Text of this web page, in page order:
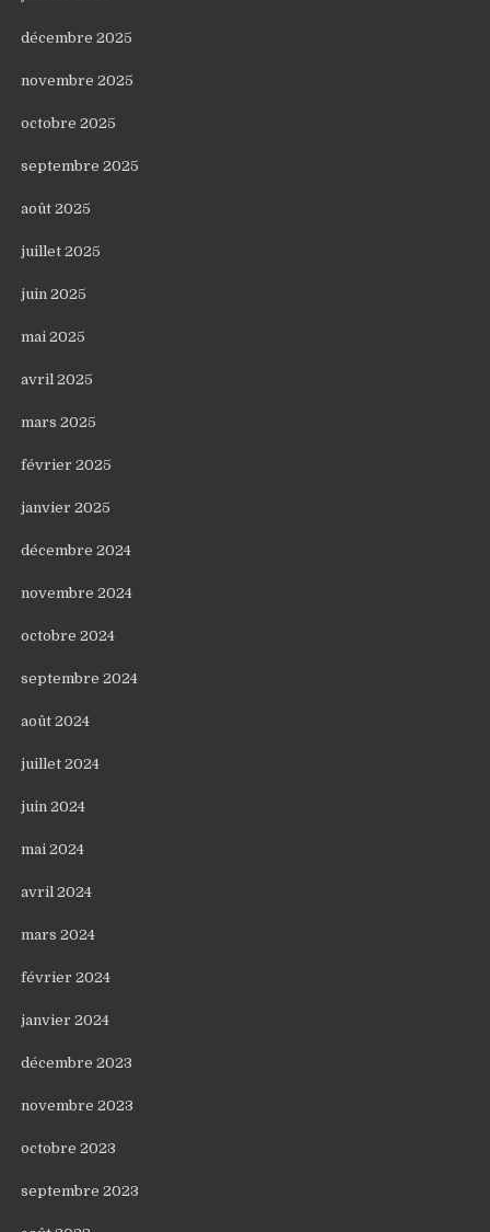
décembre 2025
novembre 2025
octobre 2025
septembre 2025
août 2025
juillet 2025
juin 2025
mai 2025
avril 2025
mars 2025
février 2025
janvier 2025
décembre 2024
novembre 2024
octobre 2024
septembre 2024
août 2024
juillet 2024
juin 2024
mai 2024
avril 2024
mars 2024
février 2024
janvier 2024
décembre 2023
novembre 2023
octobre 2023
septembre 2023